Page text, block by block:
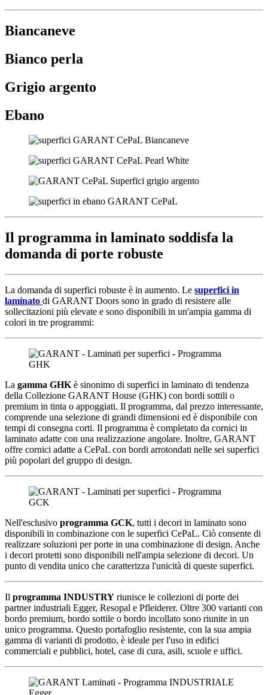
Biancaneve
Bianco perla
Grigio argento
Ebano
Il programma in laminato soddisfa la
domanda di porte robuste
La domanda di superfici robuste è in aumento. Le superfici in
laminato di GARANT Doors sono in grado di resistere alle
sollecitazioni più elevate e sono disponibili in un'ampia gamma di
colori in tre programmi:
La gamma GHK è sinonimo di superfici in laminato di tendenza
della Collezione GARANT House (GHK) con bordi sottili o
premium in tinta o appoggiati. Il programma, dal prezzo interessante,
comprende una selezione di grandi dimensioni ed è disponibile con
tempi di consegna corti. Il programma è completato da cornici in
laminato adatte con una realizzazione angolare. Inoltre, GARANT
offre cornici adatte a CePaL con bordi arrotondati nelle sei superfici
più popolari del gruppo di design.
Nell'esclusivo programma GCK, tutti i decori in laminato sono
disponibili in combinazione con le superfici CePaL. Ciò consente di
realizzare soluzioni per porte in una combinazione di design. Anche
i decori protetti sono disponibili nell'ampia selezione di decori. Un
punto di vendita unico che caratterizza l'unicità di queste superfici.
Il programma INDUSTRY riunisce le collezioni di porte dei
partner industriali Egger, Resopal e Pfleiderer. Oltre 300 varianti con
bordo premium, bordo sottile o bordo incollato sono riunite in un
unico programma. Questo portafoglio resistente, con la sua ampia
gamma di varianti di prodotto, è ideale per l'uso in edifici
commerciali e pubblici, hotel, case di cura, asili, scuole e uffici.